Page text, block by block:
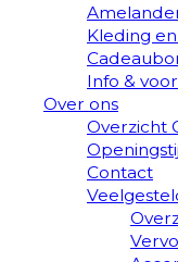
Kleding
Info &
Over ons
Overzicht
Contact